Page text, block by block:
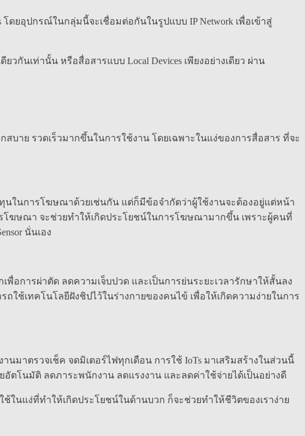
โดยอุปกรณ์ในกลุ่มนี้จะเชื่อมต่อกันในรูปแบบ IP Network เพื่อเข้าสู่
ยวกันเท่านั้น หรือสื่อสารแบบ Local Devices เพียงอย่างเดียว ผ่าน
าย รวดเร็วมากขึ้นในการใช้งาน โดยเฉพาะในแง่ของการสื่อสาร ที่จะ
นในการโฆษณาด้วยเช่นกัน แต่ก็มีข้อจำกัดว่าผู้ใช้งานจะต้องอยู่แต่หน้า
โฆษณา จะช่วยทำให้เกิดประโยชน์ในการโฆษณามากขึ้น เพราะผู้คนที่
นั่นเอง
อการผ่าตัด ลดความเจ็บปวด และเป็นการย่นระยะเวลารักษาให้สั้นลง
ใช้เทคโนโลยีฝังชิปไว้ในร่างกายของคนไข้ เพื่อให้เกิดความง่ายในการ
มาตรวจเช็ค จดมิเตอร์ไฟทุกเดือน การใช้ IoTs มาเสริมสร้างในส่วนนี้
ตโนมัติ ลดภาระพนักงาน ลดแรงงาน และลดค่าใช้จ่ายได้เป็นอย่างดี
ในแง่ที่ทำให้เกิดประโยชน์ในด้านบวก ก็จะช่วยทำให้ชีวิตของเราง่าย